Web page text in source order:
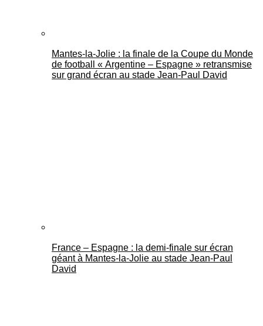
Mantes-la-Jolie : la finale de la Coupe du Monde
de football « Argentine – Espagne » retransmise
sur grand écran au stade Jean-Paul David
France – Espagne : la demi-finale sur écran
géant à Mantes-la-Jolie au stade Jean-Paul
David